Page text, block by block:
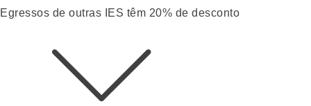
Egressos de outras IES têm 20% de desconto